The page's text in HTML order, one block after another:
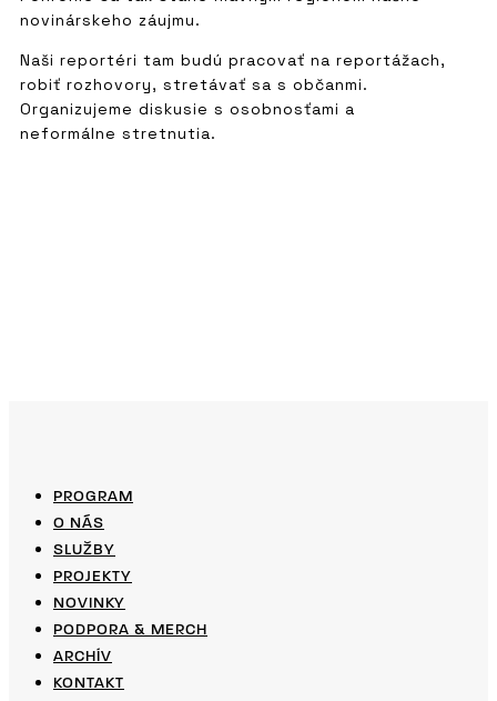
novinárskeho záujmu.
Naši reportéri tam budú pracovať na reportážach,
robiť rozhovory, stretávať sa s občanmi.
Organizujeme diskusie s osobnosťami a
neformálne stretnutia.
PROGRAM
O NÁS
SLUŽBY
PROJEKTY
NOVINKY
PODPORA & MERCH
ARCHÍV
KONTAKT